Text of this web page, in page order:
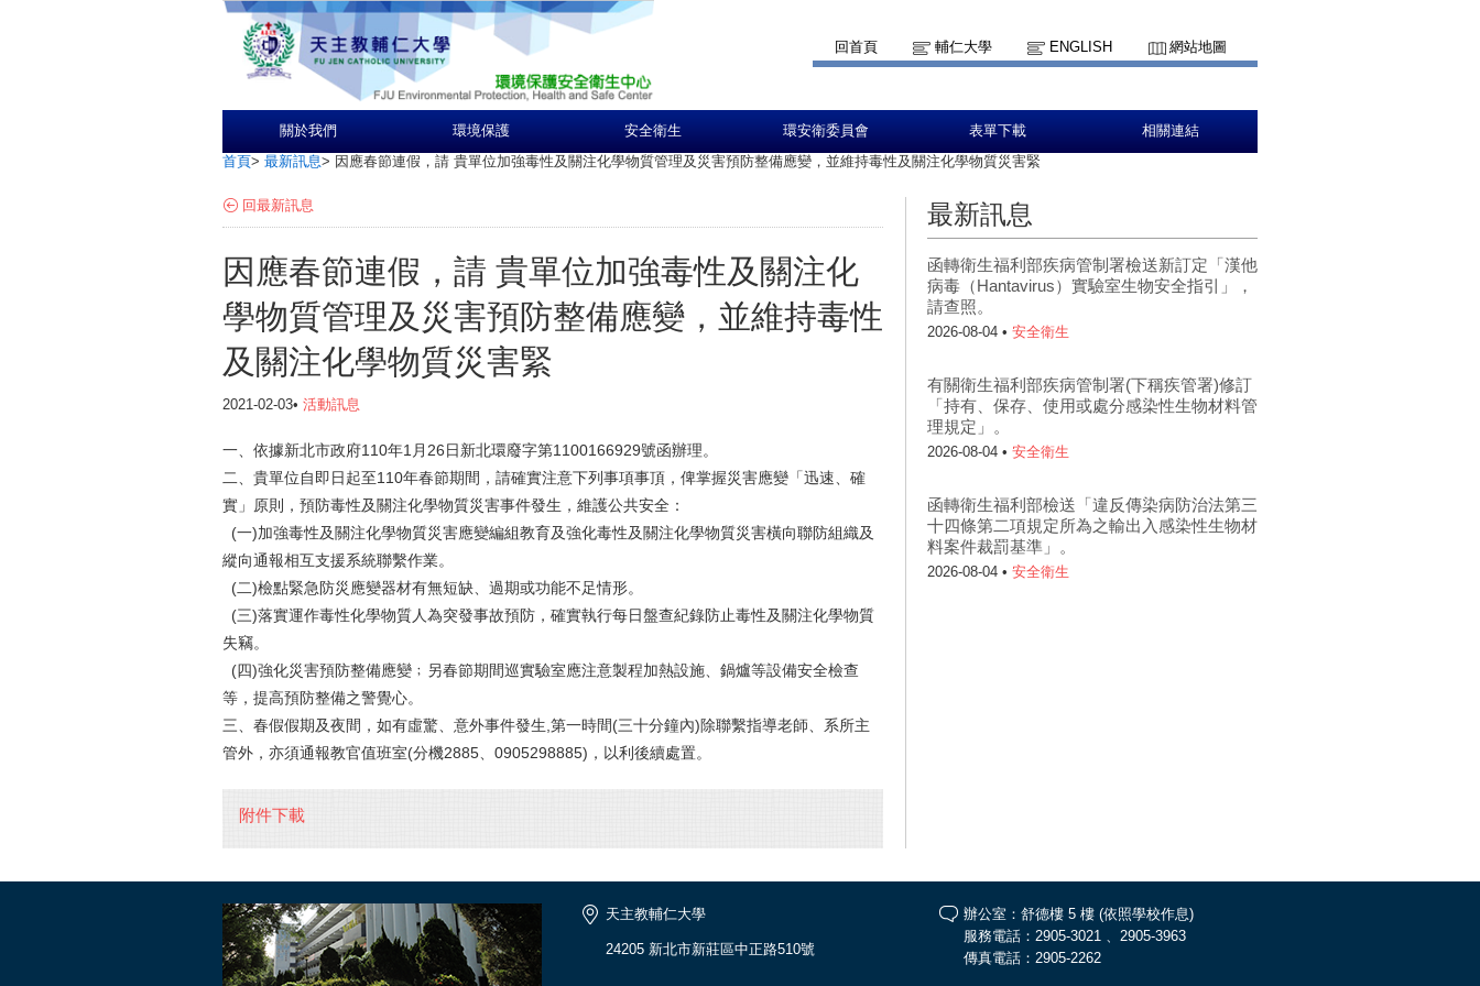
回首頁 輔仁大學 ENGLISH 網站地圖
關於我們 環境保護 安全衛生 環安衛委員會 表單下載 相關連結
首頁> 最新訊息> 因應春節連假，請 貴單位加強毒性及關注化學物質管理及災害預防整備應變，並維持毒性及關注化學物質災害緊
回最新訊息
因應春節連假，請 貴單位加強毒性及關注化
學物質管理及災害預防整備應變，並維持毒性
及關注化學物質災害緊
2021-02-03• 活動訊息
一、依據新北市政府110年1月26日新北環廢字第1100166929號函辦理。
二、貴單位自即日起至110年春節期間，請確實注意下列事項事頂，俾掌握災害應變「迅速、確
實」原則，預防毒性及關注化學物質災害事件發生，維護公共安全：
(一)加強毒性及關注化學物質災害應變編組教育及強化毒性及關注化學物質災害橫向聯防組織及
縱向通報相互支援系統聯繫作業。
(二)檢點緊急防災應變器材有無短缺、過期或功能不足情形。
(三)落實運作毒性化學物質人為突發事故預防，確實執行每日盤查紀錄防止毒性及關注化學物質
失竊。
(四)強化災害預防整備應變﹔另春節期間巡實驗室應注意製程加熱設施、鍋爐等設備安全檢查
等，提高預防整備之警覺心。
三、春假假期及夜間，如有虛驚、意外事件發生,第一時間(三十分鐘內)除聯繫指導老師、系所主
管外，亦須通報教官值班室(分機2885、0905298885)，以利後續處置。
附件下載
最新訊息
函轉衛生福利部疾病管制署檢送新訂定「漢他
病毒（Hantavirus）實驗室生物安全指引」，
請查照。
2026-08-04 • 安全衛生
有關衛生福利部疾病管制署(下稱疾管署)修訂
「持有、保存、使用或處分感染性生物材料管
理規定」。
2026-08-04 • 安全衛生
函轉衛生福利部檢送「違反傳染病防治法第三
十四條第二項規定所為之輸出入感染性生物材
料案件裁罰基準」。
2026-08-04 • 安全衛生
天主教輔仁大學
24205 新北市新莊區中正路510號
辦公室：舒德樓 5 樓 (依照學校作息)
服務電話：2905-3021 、2905-3963
傳真電話：2905-2262